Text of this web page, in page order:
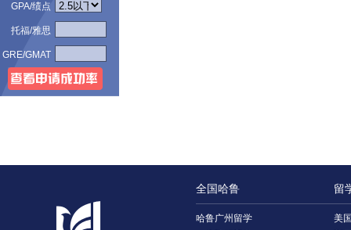
全国哈鲁 留
哈鲁广州留学
美
GPA/绩点
托福/雅思
GRE/GMAT